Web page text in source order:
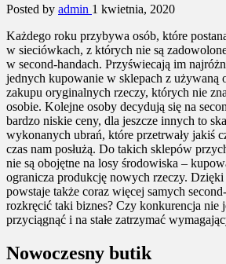
Posted by admin 1 kwietnia, 2020
Każdego roku przybywa osób, które
w sieciówkach, z których nie są
w second-handach. Przyświecają im
jednych kupowanie w sklepach z używaną
zakupu oryginalnych rzeczy, których nie
osobie. Kolejne osoby decydują się na
bardzo niskie ceny, dla jeszcze innych to
wykonanych ubrań, które przetrwały jakiś
czas nam posłużą. Do takich sklepów
nie są obojętne na losy środowiska –
ogranicza produkcję nowych rzeczy.
powstaje także coraz więcej samych
rozkręcić taki biznes? Czy konkurencja nie
przyciągnąć i na stałe zatrzymać
Nowoczesny butik